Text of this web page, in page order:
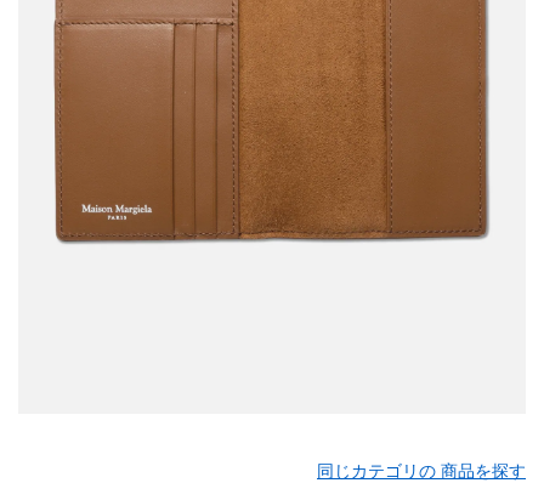
同じカテゴリの 商品を探す